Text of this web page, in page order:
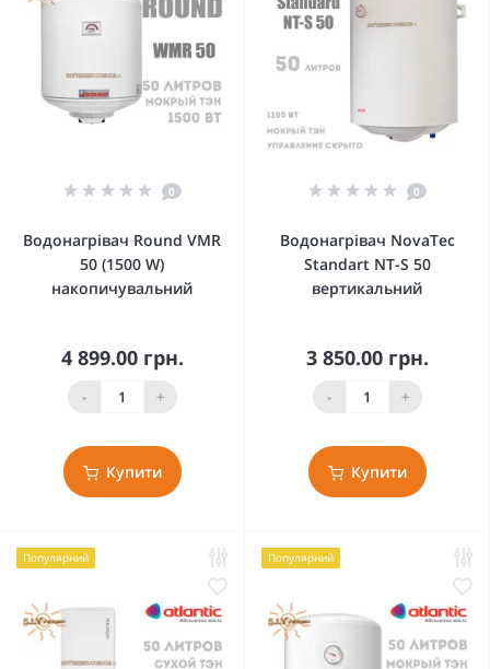
0
Водонагрівач Round VMR
50 (1500 W)
накопичувальний
4 899.00 грн.
- +
Купити
0
Водонагрівач NovaTec
Standart NT-S 50
вертикальний
3 850.00 грн.
- +
Купити
Популярний Популярний